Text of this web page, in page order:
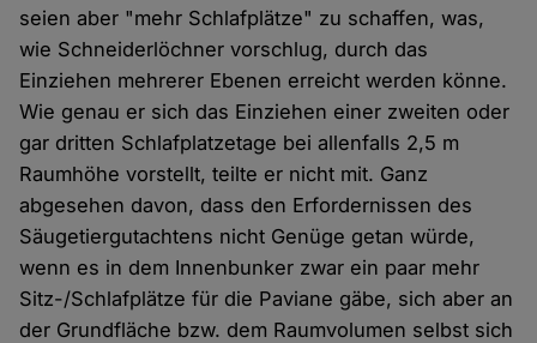
seien aber "mehr Schlafplätze" zu schaffen, was,
wie Schneiderlöchner vorschlug, durch das
Einziehen mehrerer Ebenen erreicht werden könne.
Wie genau er sich das Einziehen einer zweiten oder
gar dritten Schlafplatzetage bei allenfalls 2,5 m
Raumhöhe vorstellt, teilte er nicht mit. Ganz
abgesehen davon, dass den Erfordernissen des
Säugetiergutachtens nicht Genüge getan würde,
wenn es in dem Innenbunker zwar ein paar mehr
Sitz-/Schlafplätze für die Paviane gäbe, sich aber an
der Grundfläche bzw. dem Raumvolumen selbst sich